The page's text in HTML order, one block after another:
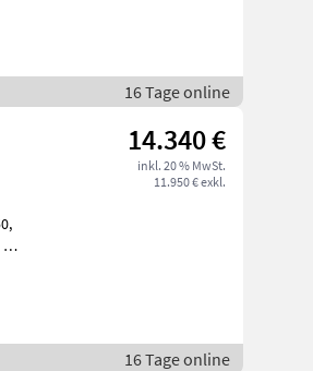
16 Tage online
14.340 €
inkl. 20 % MwSt.
11.950 € exkl.
16 Tage online